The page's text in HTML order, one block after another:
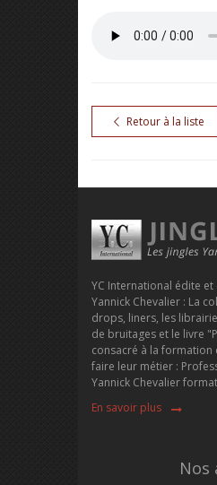
Retour à la liste
YC International édite
Yannick Chevalier : La
drops, liners, les
de bruitages et le livre
consacré à la formation
faire leur métier :
Yannick Chevalier
En savoir plus
Nos